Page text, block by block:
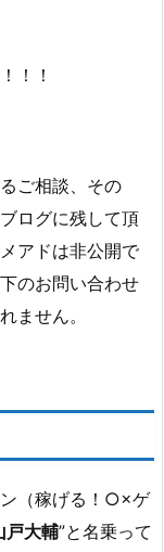
！！
ご相談、その
ログに残して頂
アドは非公開で
のお問い合わせ
ません。
（稼げる！○×ゲ
戸大輔”と名乗って